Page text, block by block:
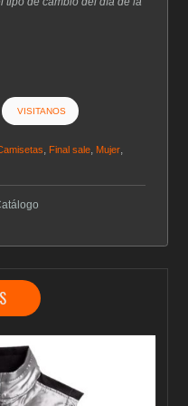
VISITANOS
, Final sale, Mujer,